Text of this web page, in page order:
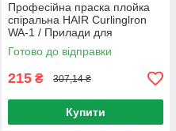
Професійна праска плойка
спіральна HAIR Curlinglron
WA-1 / Прилади для
укладання волосся
Готово до відправки
215 ₴ 307,14 ₴
Купити